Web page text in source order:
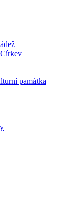
památka